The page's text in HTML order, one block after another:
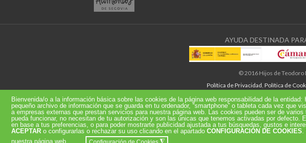
Bienvenida/o a la información básica sobre las cookies de la página web responsabilidad de la
pequeño archivo de información que se guarda en tu ordenador, “smartphone” o tableta cada vez que
a empresas externas que prestan servicios para nuestra página web. Las cookies pueden ser de
pueda funcionar, no necesitan de tu autorización y son las únicas que tenemos activadas por defecto.
en base a tus preferencias, o para poder mostrarte publicidad ajustada a tus búsquedas, gustos e
ACEPTAR o configurarlas o rechazar su uso clicando en el apartadoCONFIGURACIÓN DE COOKIES.
Configuración de Cookies
AYUDA DESTINADA
© 2016 Hijos de Teodoro
Política de Privacidad Política de